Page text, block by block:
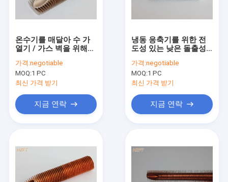
온수기를 매달아 수 가
열기 / 가스 벽을 위해
하는 고열
가격:negotiable
MOQ:1 PC
최신 가격 받기
지금 연락
냉동 응축기를 위한 전
도성 있는 낮은 돌출성
됩니다
가격:negotiable
MOQ:1 PC
최신 가격 받기
지금 연락